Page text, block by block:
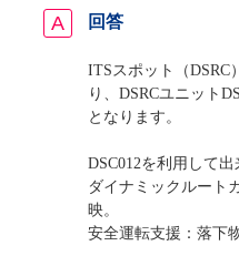
回答
ITSスポット（DSRC
り、DSRCユニット
となります。
DSC012を利用して
ダイナミックルート
映。
安全運転支援：落下